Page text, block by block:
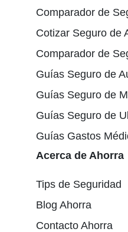
Comparador de
Cotizar Seguro de
Comparador de
Guías Seguro de
Guías Seguro de
Guías Seguro de
Guías Gastos
Acerca de Ahorra
Tips de Seguridad
Blog Ahorra
Contacto Ahorra